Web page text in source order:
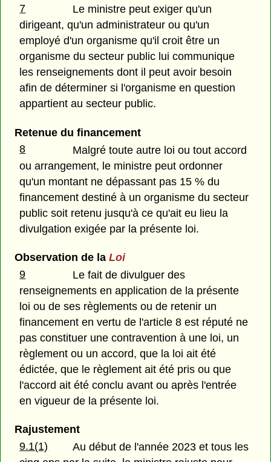
7
Le ministre peut exiger qu'un
dirigeant, qu'un administrateur ou qu'un
employé d'un organisme qu'il croit être un
organisme du secteur public lui communique
les renseignements dont il peut avoir besoin
afin de déterminer si l'organisme en question
appartient au secteur public.
Retenue du financement
8
Malgré toute autre loi ou tout accord
ou arrangement, le ministre peut ordonner
qu'un montant ne dépassant pas 15 % du
financement destiné à un organisme du secteur
public soit retenu jusqu'à ce qu'ait eu lieu la
divulgation exigée par la présente loi.
Observation de la Loi
9
Le fait de divulguer des
renseignements en application de la présente
loi ou de ses règlements ou de retenir un
financement en vertu de l'article 8 est réputé ne
pas constituer une contravention à une loi, un
règlement ou un accord, que la loi ait été
édictée, que le règlement ait été pris ou que
l'accord ait été conclu avant ou après l'entrée
en vigueur de la présente loi.
Rajustement
9.1(1)
Au début de l'année 2023 et tous les